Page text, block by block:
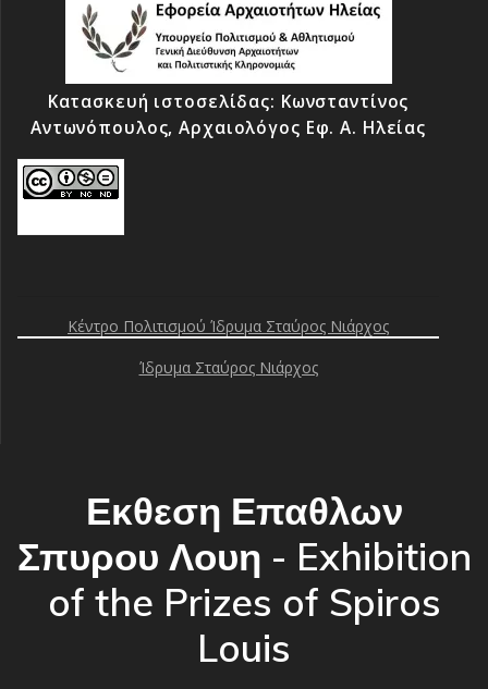
Κατασκευή ιστοσελίδας: Κωνσταντίνος
Αντωνόπουλος, Αρχαιολόγος Εφ. Α. Ηλείας
Κέντρο Πολιτισμού Ίδρυμα Σταύρος Νιάρχος
Ίδρυμα Σταύρος Νιάρχος
Εκθεση Επαθλων
Σπυρου Λουη - Exhibition
of the Prizes of Spiros
Louis